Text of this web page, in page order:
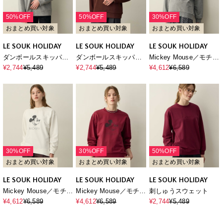
50%OFF
おまとめ買い対象
LE SOUK HOLIDAY
ダンボールスキッパー
ネックプルオーバー
¥2,744¥5,489
50%OFF
おまとめ買い対象
LE SOUK HOLIDAY
ダンボールスキッパー
ネックプルオーバー
¥2,744¥5,489
30%OFF
おまとめ買い対象
LE SOUK HOLIDAY
Mickey Mouse／モチー
フスウェット
¥4,612¥6,589
30%OFF
おまとめ買い対象
LE SOUK HOLIDAY
Mickey Mouse／モチー
フスウェット
¥4,612¥6,589
30%OFF
おまとめ買い対象
LE SOUK HOLIDAY
Mickey Mouse／モチー
フスウェット
¥4,612¥6,589
50%OFF
おまとめ買い対象
LE SOUK HOLIDAY
刺しゅうスウェット
¥2,744¥5,489